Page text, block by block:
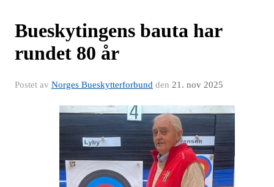
Bueskytingens bauta har
rundet 80 år
Postet av Norges Bueskytterforbund den 21. nov 2025